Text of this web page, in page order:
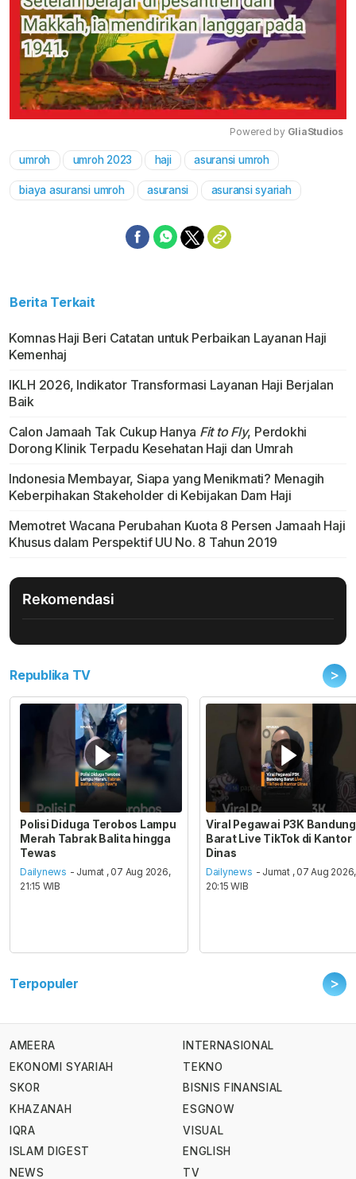
Powered by GliaStudios
umroh umroh 2023 haji asuransi umroh
biaya asuransi umroh asuransi asuransi syariah
Berita Terkait
Komnas Haji Beri Catatan untuk Perbaikan Layanan Haji
Kemenhaj
IKLH 2026, Indikator Transformasi Layanan Haji Berjalan
Baik
Calon Jamaah Tak Cukup Hanya Fit to Fly, Perdokhi
Dorong Klinik Terpadu Kesehatan Haji dan Umrah
Indonesia Membayar, Siapa yang Menikmati? Menagih
Keberpihakan Stakeholder di Kebijakan Dam Haji
Memotret Wacana Perubahan Kuota 8 Persen Jamaah Haji
Khusus dalam Perspektif UU No. 8 Tahun 2019
Rekomendasi
Republika TV >
Polisi Diduga Terobos Lampu
Merah Tabrak Balita hingga
Tewas
Dailynews - Jumat , 07 Aug 2026,
21:15 WIB
Viral Pegawai P3K Bandung
Barat Live TikTok di Kantor
Dinas
Dailynews - Jumat , 07 Aug 2026,
20:15 WIB
Terpopuler >
AMEERA
EKONOMI SYARIAH
SKOR
KHAZANAH
IQRA
ISLAM DIGEST
NEWS
INTERNASIONAL
TEKNO
BISNIS FINANSIAL
ESGNOW
VISUAL
ENGLISH
TV